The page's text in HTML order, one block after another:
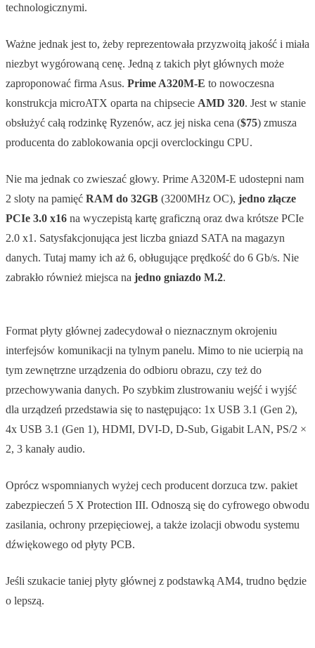
technologicznymi.
Ważne jednak jest to, żeby reprezentowała przyzwoitą jakość i miała
niezbyt wygórowaną cenę. Jedną z takich płyt głównych może
zaproponować firma Asus. Prime A320M-E to nowoczesna
konstrukcja microATX oparta na chipsecie AMD 320. Jest w stanie
obsłużyć całą rodzinkę Ryzenów, acz jej niska cena ($75) zmusza
producenta do zablokowania opcji overclockingu CPU.
Nie ma jednak co zwieszać głowy. Prime A320M-E udostepni nam
2 sloty na pamięć RAM do 32GB (3200MHz OC), jedno złącze
PCIe 3.0 x16 na wyczepistą kartę graficzną oraz dwa krótsze PCIe
2.0 x1. Satysfakcjonująca jest liczba gniazd SATA na magazyn
danych. Tutaj mamy ich aż 6, obługujące prędkość do 6 Gb/s. Nie
zabrakło również miejsca na jedno gniazdo M.2.
Format płyty głównej zadecydował o nieznacznym okrojeniu
interfejsów komunikacji na tylnym panelu. Mimo to nie ucierpią na
tym zewnętrzne urządzenia do odbioru obrazu, czy też do
przechowywania danych. Po szybkim zlustrowaniu wejść i wyjść
dla urządzeń przedstawia się to następująco: 1x USB 3.1 (Gen 2),
4x USB 3.1 (Gen 1), HDMI, DVI-D, D-Sub, Gigabit LAN, PS/2 ×
2, 3 kanały audio.
Oprócz wspomnianych wyżej cech producent dorzuca tzw. pakiet
zabezpieczeń 5 X Protection III. Odnoszą się do cyfrowego obwodu
zasilania, ochrony przepięciowej, a także izolacji obwodu systemu
dźwiękowego od płyty PCB.
Jeśli szukacie taniej płyty głównej z podstawką AM4, trudno będzie
o lepszą.